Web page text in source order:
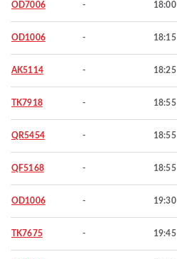
OD7006 - 18:00
OD1006 - 18:15
AK5114 - 18:25
TK7918 - 18:55
QR5454 - 18:55
QF5168 - 18:55
OD1006 - 19:30
TK7675 - 19:45